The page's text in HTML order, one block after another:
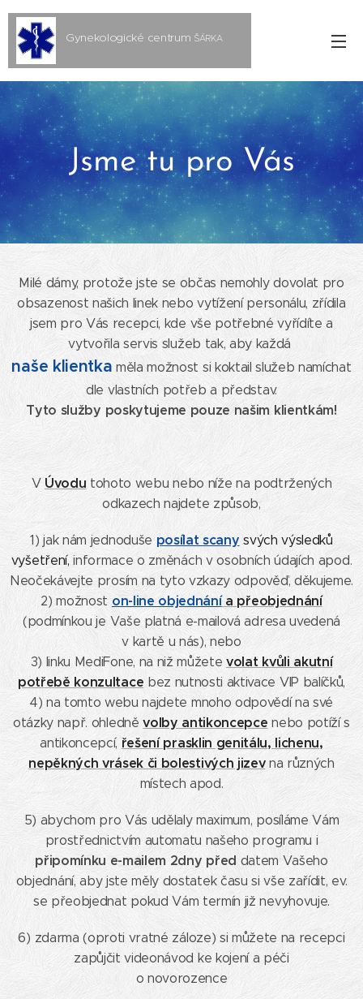
Gynekologické centrum ŠÁRKA
Jsme tu pro Vás
Milé dámy, protože jste se občas nemohly dovolat pro
obsazenost našich linek nebo vytížení personálu, zřídila
jsem pro Vás recepci, kde vše potřebné vyřídíte a
vytvořila servis služeb tak, aby každá
naše klientka měla možnost si koktail služeb namíchat
dle vlastních potřeb a představ.
Tyto služby poskytujeme pouze našim klientkám!
V Úvodu tohoto webu nebo níže na podtržených
odkazech najdete způsob,
1) jak nám jednoduše posílat scany svých výsledků
vyšetření, informace o změnách v osobních údajích apod.
Neočekávejte prosím na tyto vzkazy odpověď, děkujeme.
2) možnost on-line objednánía přeobjednání
(podmínkou je Vaše platná e-mailová adresa uvedená
v kartě u nás), nebo
3) linku MediFone, na niž můžetevolat kvůli akutní
potřebě konzultace bez nutnosti aktivace VIP balíčků,
4) na tomto webu najdete mnoho odpovědí na své
otázky např. ohledněvolby antikoncepce nebo potíží s
antikoncepcí, řešení prasklin genitálu, lichenu,
nepěkných vrásek či bolestivých jizevna různých
místech apod.
5) abychom pro Vás udělaly maximum, posíláme Vám
prostřednictvím automatu našeho programu i
připomínku e-mailem 2dny před datem Vašeho
objednání, aby jste měly dostatek času si vše zařídit, ev.
se přeobjednat pokud Vám termín již nevyhovuje.
6) zdarma (oproti vratné záloze) si můžete na recepci
zapůjčit videonávod ke kojení a péči
o novorozence